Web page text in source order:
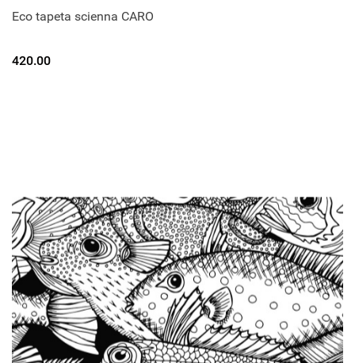
Eco tapeta scienna CARO
420.00